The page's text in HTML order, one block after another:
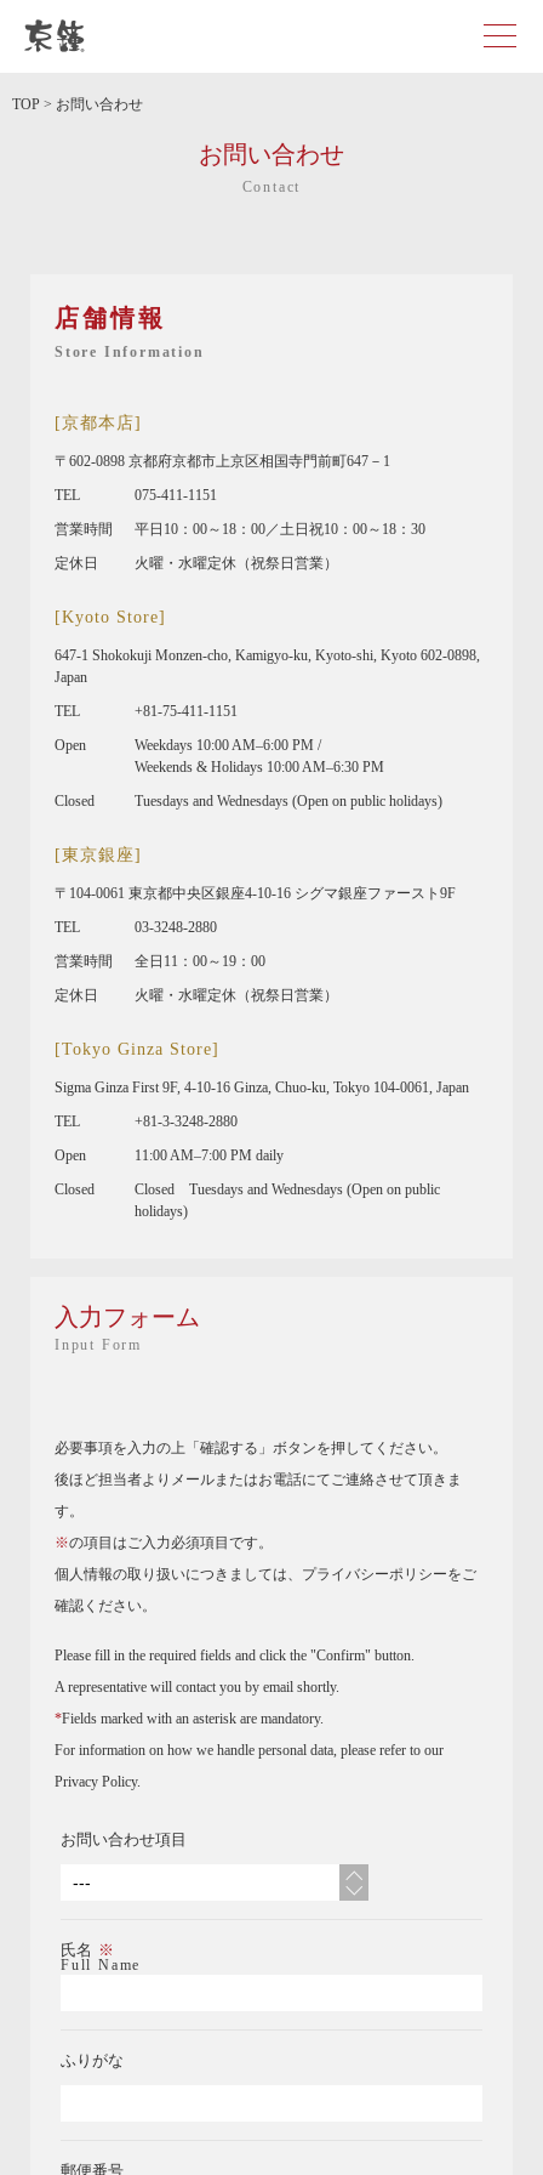
TOP > お問い合わせ
お問い合わせ
Contact
店舗情報
Store Information
[京都本店]
〒602-0898 京都府京都市上京区相国寺門前町647－1
TEL
075-411-1151
営業時間
平日10：00～18：00／土日祝10：00～18：30
定休日
火曜・水曜定休（祝祭日営業）
[Kyoto Store]
647-1 Shokokuji Monzen-cho, Kamigyo-ku, Kyoto-shi, Kyoto 602-0898,
Japan
TEL
+81-75-411-1151
Open
Weekdays 10:00 AM–6:00 PM /
Weekends & Holidays 10:00 AM–6:30 PM
Closed
Tuesdays and Wednesdays (Open on public holidays)
[東京銀座]
〒104-0061 東京都中央区銀座4-10-16 シグマ銀座ファースト9F
TEL
03-3248-2880
営業時間
全日11：00～19：00
定休日
火曜・水曜定休（祝祭日営業）
[Tokyo Ginza Store]
Sigma Ginza First 9F, 4-10-16 Ginza, Chuo-ku, Tokyo 104-0061, Japan
TEL
+81-3-3248-2880
Open
11:00 AM–7:00 PM daily
Closed
Closed Tuesdays and Wednesdays (Open on public
holidays)
入力フォーム
Input Form
必要事項を入力の上「確認する」ボタンを押してください。
後ほど担当者よりメールまたはお電話にてご連絡させて頂きま
す。
※の項目はご入力必須項目です。
個人情報の取り扱いにつきましては、 プライバシーポリシーをご
確認ください。
Please fill in the required fields and click the "Confirm" button.
A representative will contact you by email shortly.
*Fields marked with an asterisk are mandatory.
For information on how we handle personal data, please refer to our
Privacy Policy.
お問い合わせ項目
氏名
Full Name
ふりがな
郵便番号